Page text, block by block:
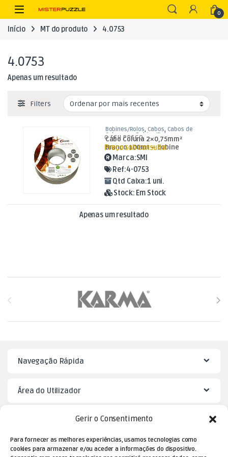
Gerir o Consentimento
Para fornecer as melhores experiências, usamos tecnologias como
cookies para armazenar e/ou aceder a informações do dispositivo.
Skip to navigation
Skip to content
Open 0
Início MT do produto 4.0753
4.0753
Apenas um resultado
Filters
Bobines/Rolos, Cabos, Cabos de
Coluna em Bobine/Rolo
Cabo Coluna 2×0,75mm²
Branco 100mt – Bobine
O SEU PREÇO
Preço sob consulta
Marca:SMI
Ref:4-0753
Qtd Caixa:1 uni.
Stock: Em Stock
Apenas um resultado
Navegação Rápida
Área do Utilizador